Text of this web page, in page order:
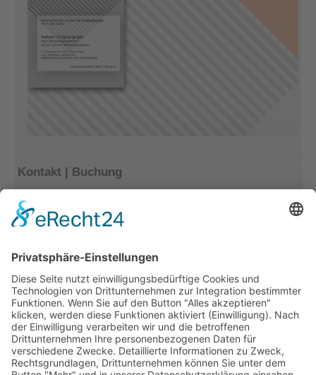
Kontakt | Buchung
Tel.: 033477–548940
info@archiv-heilpaedagogik.de
Kommende Veranstaltungen
INTERNATIONALES ARCHIV
FÜR HEILPÄDAGOGIK
Emil E. Kobi Institut